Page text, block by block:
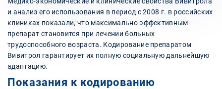
и анализ его использования в период с 2008 г. в российских
клиниках показали, что максимально эффективным
препарат становится при лечении больных
трудоспособного возраста. Кодирование препаратом
Вивитрол гарантирует их полную социальную дальнейшую
адаптацию.
Показания к кодированию